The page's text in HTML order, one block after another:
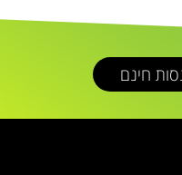
חינם